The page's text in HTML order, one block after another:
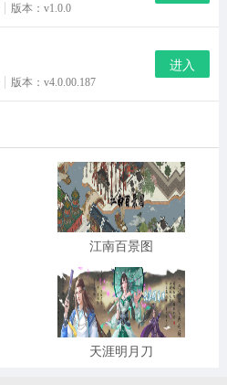
版本：v1.0.0
版本：v4.0.00.187
进入
江南百景图
天涯明月刀